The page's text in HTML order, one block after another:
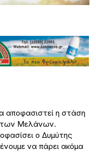
αποφασιστεί η στάση
των Μελάνων.
ο Δυμύτης
να πάρει ακόμα